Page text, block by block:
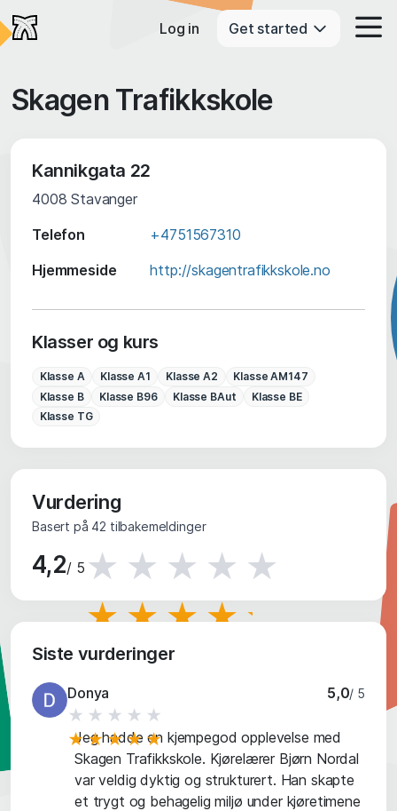
Log in Get started
Skagen Trafikkskole
Kannikgata 22
4008 Stavanger
Telefon
+4751567310
Hjemmeside
http://skagentrafikkskole.no
Klasser og kurs
Klasse A Klasse A1 Klasse A2
Klasse AM147
Klasse B
Klasse B96 Klasse BAut
Klasse BE
Klasse TG
Vurdering
Basert på 42 tilbakemeldinger
4,2/ 5 ★★★★★
★★★★★
Siste vurderinger
Donya 5,0/ 5
★★★★★
★★★★★
Jeg hadde en kjempegod opplevelse med
Skagen Trafikkskole. Kjørelærer Bjørn Nordal
var veldig dyktig og strukturert. Han skapte
et trygt og behagelig miljø under kjøretimene